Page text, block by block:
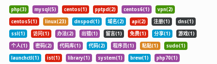
php(3) mysql(5) centos(1) pptpd(2) centos6(1)
vpn(2)
centos5(1)
linux(23) dnspod(1) 域名(2) api(2) 注册(1)
dns(1)
ssl(1)
访问(1) 办法(2) 出错(1) 留言(1) 免费(1) 分享(1)
游戏(1)
个人(1)
密码(2) 代码库(1) 代码(2) 程序员(1) 粘贴(1)
sudo(1)
launchctl(1)
ist(1) library(1) system(1) brew(1)
php70(1)